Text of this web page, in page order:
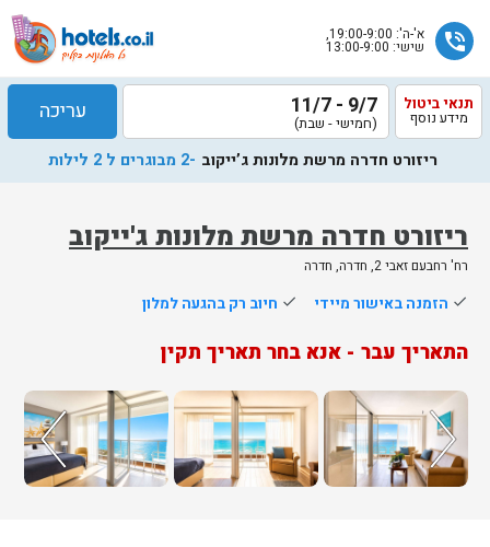
phone_in_talk א'-ה': 19:00-9:00,
שישי: 13:00-9:00
ריזורט חדרה מרשת מלונות ג'ייקוב
רח' רחבעם זאבי 2, חדרה, חדרה
תנאי ביטול
מידע נוסף 9/7 - 11/7
(חמישי - שבת) עריכה
ריזורט חדרה מרשת מלונות ג’ייקוב -2 מבוגרים ל 2 לילות
done הזמנה באישור מיידי done חיוב רק בהגעה למלון
התאריך עבר - אנא בחר תאריך תקין